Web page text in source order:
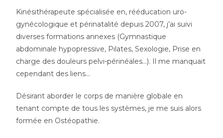
Kinésithérapeute spécialisée en, rééducation uro-
gynécologique et périnatalité depuis 2007, j’ai suivi
diverses formations annexes (Gymnastique
abdominale hypopressive, Pilates, Sexologie, Prise en
charge des douleurs pelvi-périnéales…). Il me manquait
cependant des liens…
Désirant aborder le corps de manière globale en
tenant compte de tous les systèmes, je me suis alors
formée en Ostéopathie.